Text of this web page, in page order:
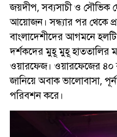
জয়দীপ, সব্যসাচী ও সৌভিক
আয়োজন। সন্ধ্যার পর থেকে
বাংলাদেশীদের আগমনে
দর্শকদের মুহূ মুহূ হাততালির
ওয়ারফেজ। ওয়ারফেজের ৪০
জানিয়ে অবাক ভালোবাসা,
পরিবশন করে।